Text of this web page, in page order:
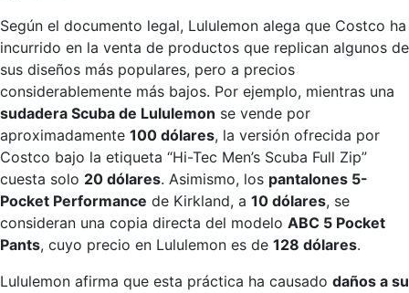
Según el documento legal, Lululemon alega que Costco ha
incurrido en la venta de productos que replican algunos de
sus diseños más populares, pero a precios
considerablemente más bajos. Por ejemplo, mientras una
sudadera Scuba de Lululemon se vende por
aproximadamente 100 dólares, la versión ofrecida por
Costco bajo la etiqueta “Hi-Tec Men’s Scuba Full Zip”
cuesta solo 20 dólares. Asimismo, los pantalones 5-
Pocket Performance de Kirkland, a 10 dólares, se
consideran una copia directa del modelo ABC 5 Pocket
Pants, cuyo precio en Lululemon es de 128 dólares.
Lululemon afirma que esta práctica ha causado daños a su